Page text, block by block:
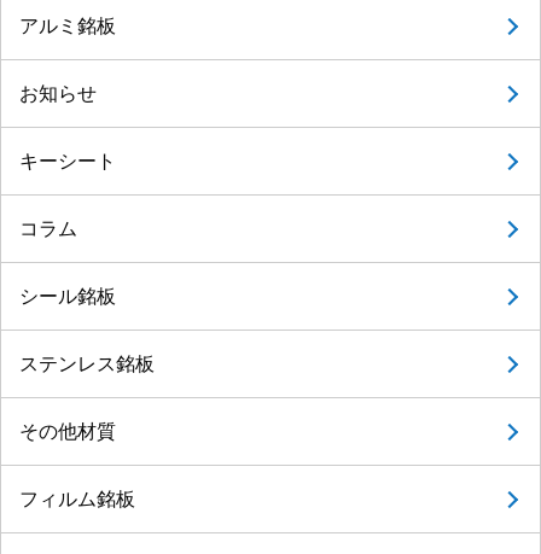
アルミ銘板
お知らせ
キーシート
コラム
シール銘板
ステンレス銘板
その他材質
フィルム銘板